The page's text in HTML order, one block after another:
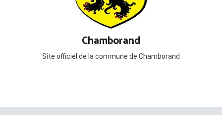
Chamborand
Site officiel de la commune de Chamborand